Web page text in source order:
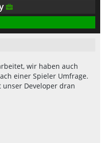
wir haben auch
einer Spieler Umfrage.
unser Developer dran